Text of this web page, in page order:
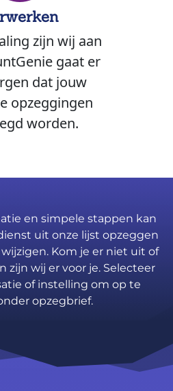
zijn wij aan
gaat er
dat jouw
opzeggingen
worden.
en simpele stappen kan
uit onze lijst opzeggen
Kom je er niet uit of
zijn wij er voor je. Selecteer
of instelling om op te
opzegbrief.